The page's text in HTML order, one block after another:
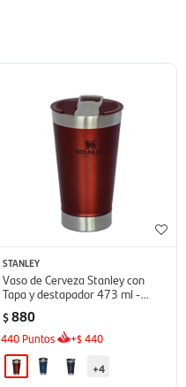
STANLEY
Vaso de Cerveza Stanley con
Tapa y destapador 473 ml -
Cinnamon
$880
440 Puntos +$440
+4